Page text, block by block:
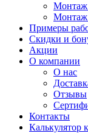
Монтаж
Монтаж
Примеры
Скидки и
Акции
О компании
О нас
Отзывы
Контакты
Калькулятор